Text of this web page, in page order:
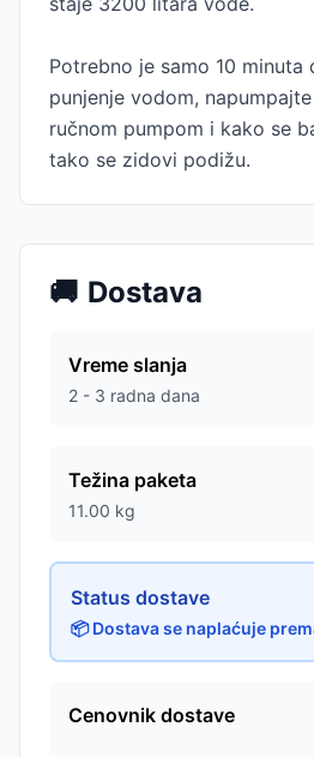
Potrebno je samo 10
punjenje vodom,
ručnom pumpom i kako se
tako se zidovi podižu.
🚚 Dostava
Vreme slanja
2 - 3 radna dana
Težina paketa
11.00 kg
Status dostave
📦 Dostava se naplaćuje
Cenovnik dostave